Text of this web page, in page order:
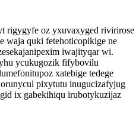
rigygyfe oz yxuvaxyged rivirirose
waja quki fetehoticopikige ne
iwajityqar wi.
ycukugozik fifybovilu
xatebige tedege
pixytutu inugucizafyjug
ix gabekihiqu irubotykuzijaz